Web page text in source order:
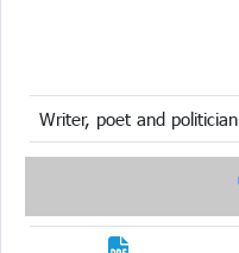
Writer, poet and politician